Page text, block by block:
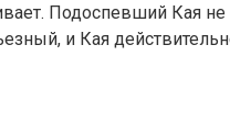
Подоспевший Кая не
и Кая